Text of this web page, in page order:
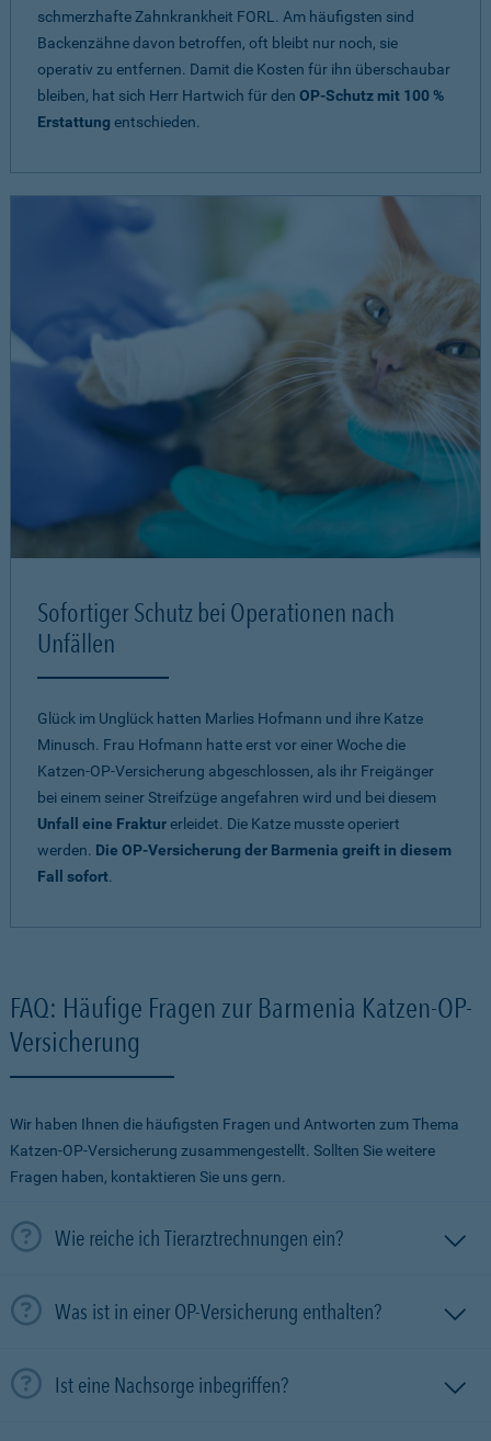
schmerzhafte Zahnkrankheit FORL. Am häufigsten sind
Backenzähne davon betroffen, oft bleibt nur noch, sie
operativ zu entfernen. Damit die Kosten für ihn überschaubar
bleiben, hat sich Herr Hartwich für den OP-Schutz mit 100 %
Erstattung entschieden.
Sofortiger Schutz bei Operationen nach
Unfällen
Glück im Unglück hatten Marlies Hofmann und ihre Katze
Minusch. Frau Hofmann hatte erst vor einer Woche die
Katzen-OP-Versicherung abgeschlossen, als ihr Freigänger
bei einem seiner Streifzüge angefahren wird und bei diesem
Unfall eine Frakturerleidet. Die Katze musste operiert
werden. Die OP-Versicherung der Barmenia greift in diesem
Fall sofort.
FAQ: Häufige Fragen zur Barmenia Katzen-OP-
Versicherung
Wir haben Ihnen die häufigsten Fragen und Antworten zum Thema
Katzen-OP-Versicherung zusammengestellt. Sollten Sie weitere
Fragen haben, kontaktieren Sie uns gern.
Wie reiche ich Tierarztrechnungen ein?
Was ist in einer OP-Versicherung enthalten?
Ist eine Nachsorge inbegriffen?